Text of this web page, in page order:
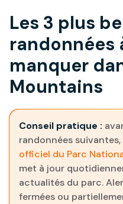
Les 3 plus
randonnées
manquer
Mountains
Conseil pratique :
randonnées
officiel du Parc
met à jour
actualités du parc.
fermées ou